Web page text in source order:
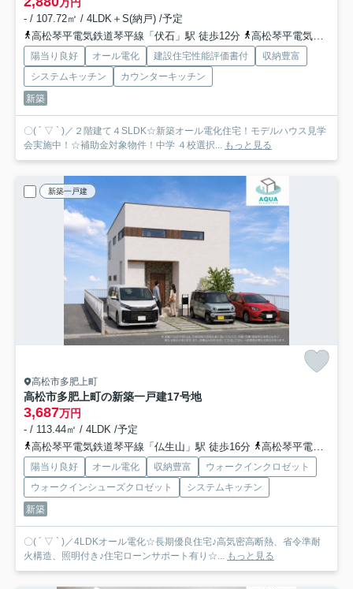
万円
- / 107.72㎡ / 4LDK＋S(納戸) /予定
高松琴平電気鉄道琴平線「伏石」駅 徒歩12分
高松琴平電気鉄道琴平線「三条」駅 徒歩15分
陽当り良好 オール電化 建設住宅性能評価書付
収納豊富
システムキッチン
カウンターキッチン
新築
〇( ´ ▽ ` )／２階建て４SLDK☆新築オール電化住宅！モデルハウス見学
会実施中！☆補助金対象物件！中学 ４校選択... もっと見る
新築一戸建
高松市多肥上町
高松市多肥上町の新築一戸建17号地
3,687万円
- / 113.44㎡ / 4LDK /予定
高松琴平電気鉄道琴平線「仏生山」駅 徒歩16分
高松琴平電気鉄道琴平線「空港通り」駅 徒歩28分
陽当り良好 オール電化 収納豊富
ウォークインクロゼット
ウォークインシューズクロゼット
システムキッチン
新築
〇( ´ ▽ ` )／4LDKオール電化☆長期優良住宅♪高気密高断熱、省令準耐
火構造、照明付き♪住宅ローンサポート有り☆... もっと見る